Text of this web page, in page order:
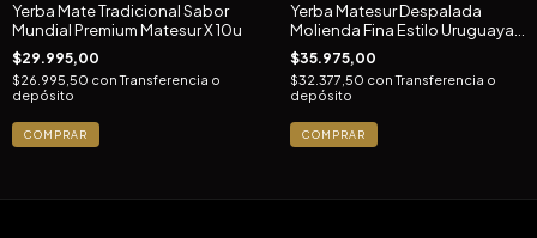
Yerba Mate Tradicional Sabor
Mundial Premium Matesur X 10u
$29.995,00
$26.995,50 con Transferencia o
depósito
Yerba Matesur Despalada
Molienda Fina Estilo Uruguaya
X 10u
$35.975,00
$32.377,50 conTransferencia o
depósito